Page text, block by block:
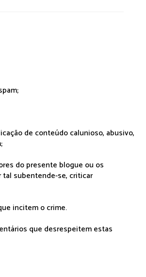
de conteúdo calunioso, abusivo,
do presente blogue ou os
subentende-se, criticar
incitem o crime.
que desrespeitem estas